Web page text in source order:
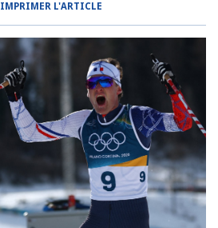
IMPRIMER L'ARTICLE